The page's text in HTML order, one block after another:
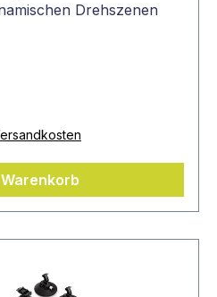
Drehszenen